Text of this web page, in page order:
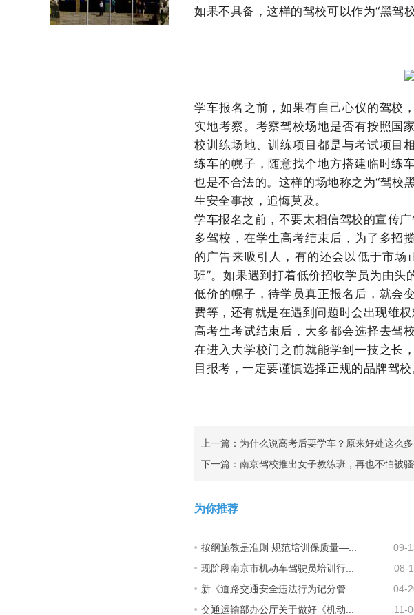
如果不具备，这样的驾校可以作为“黑驾
学车报名之前，如果有自己心仪的驾校
实地考察。考察驾校场地是否有按照国
校训练场地、训练项目都是与考试项目
练车的幌子，随意找个地方搭建临时练
也是不合法的。这样的场地称之为“驾校
生安全事故，追悔莫及。
学车报名之前，不要太相信驾校的宣传
多驾校，在学生高考结束后，为了多招
的广告来吸引人，有的还会以低于市场
班”。如果遇到打着低价招收学员为由
低价的幌子，待学员真正报名后，就会
费等，还有就是在遇到问题时会出现维权
高考生考试结束后，大多都会选择去驾
在进入大学校门之前就能学到一技之长
目报考，一定要谨慎选择正规的品牌驾校
上一篇： 为什么说高考后要学车？原来好处这么多
下一篇： 南京驾校推出女子教练班，再也不怕被
为你推荐
09-
按纲施教是准则 规范培训保质量—...
08-
现阶段南京市机动车驾驶员培训行...
04-
新《道路交通安全违法行为记分管...
11-
交通运输部办公厅关于做好《机动...